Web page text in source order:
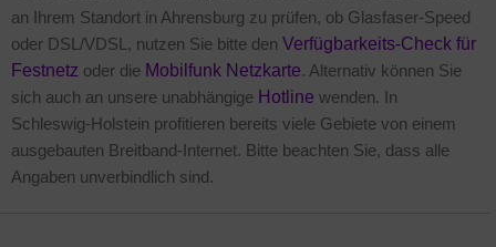
an Ihrem Standort in Ahrensburg zu prüfen, ob Glasfaser-Speed
oder DSL/VDSL, nutzen Sie bitte den Verfügbarkeits-Check für
Festnetz oder die Mobilfunk Netzkarte. Alternativ können Sie
sich auch an unsere unabhängige Hotline wenden. In
Schleswig-Holstein profitieren bereits viele Gebiete von einem
ausgebauten Breitband-Internet. Bitte beachten Sie, dass alle
Angaben unverbindlich sind.